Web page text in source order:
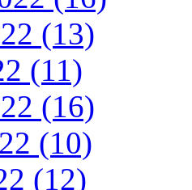
(13)
(11)
(16)
(10)
(12)